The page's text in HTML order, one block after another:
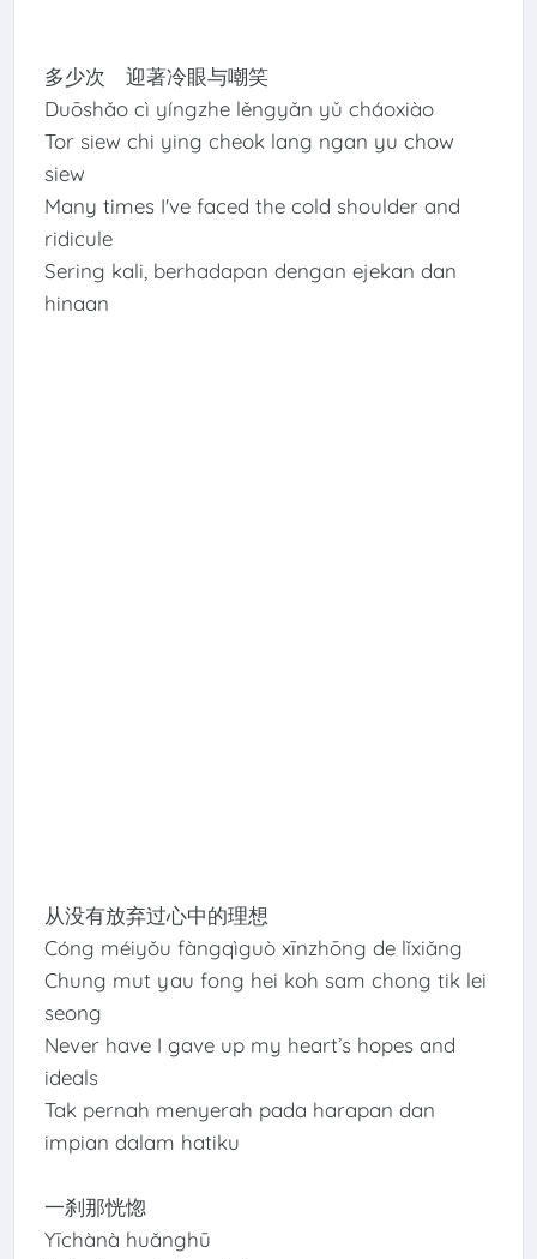
多少次 迎著冷眼与嘲笑
Duōshǎo cì yíngzhe lěngyǎn yǔ cháoxiào
Tor siew chi ying cheok lang ngan yu chow
siew
Many times I've faced the cold shoulder and
ridicule
Sering kali, berhadapan dengan ejekan dan
hinaan
从没有放弃过心中的理想
Cóng méiyǒu fàngqìguò xīnzhōng de lǐxiǎng
Chung mut yau fong hei koh sam chong tik lei
seong
Never have I gave up my heart’s hopes and
ideals
Tak pernah menyerah pada harapan dan
impian dalam hatiku
一刹那恍惚
Yīchànà huǎnghū